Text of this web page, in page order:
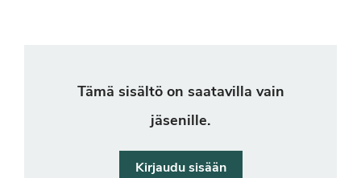
Tämä sisältö on saatavilla vain
jäsenille.
Kirjaudu sisään